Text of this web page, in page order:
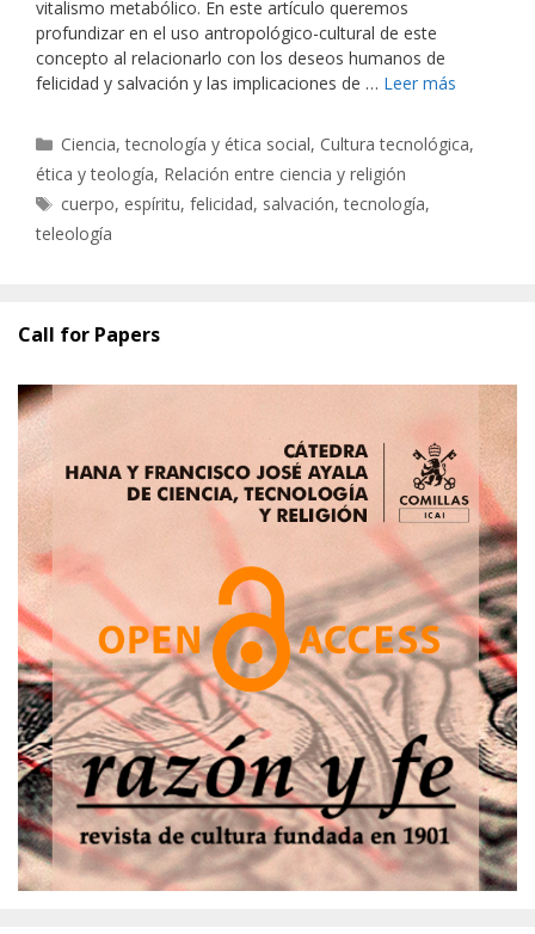
vitalismo metabólico. En este artículo queremos
profundizar en el uso antropológico-cultural de este
concepto al relacionarlo con los deseos humanos de
felicidad y salvación y las implicaciones de … Leer más
Categorías
Ciencia, tecnología y ética social, Cultura tecnológica,
ética y teología, Relación entre ciencia y religión
Etiquetas
cuerpo, espíritu,felicidad, salvación,tecnología,
teleología
Call for Papers